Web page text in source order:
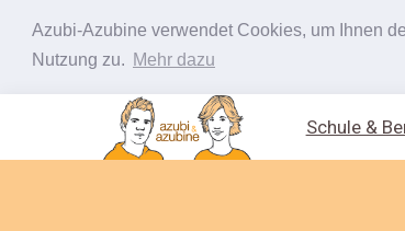
Azubi-Azubine verwendet Cookies, um Ihnen
Nutzung zu. Mehr dazu
Schule &